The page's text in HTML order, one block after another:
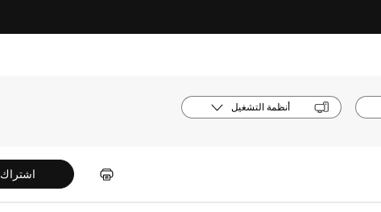
أنظمة التشغيل
اشتراك